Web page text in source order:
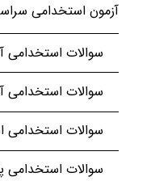
آزمون استخدامی
سوالات
سوالات
سوالات استخدامی
سوالات استخدامی